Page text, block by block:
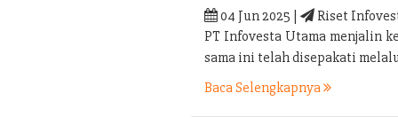
04 Jun 2025 |
Riset
PT Infovesta Utama menjalin
sama ini telah disepakati
Baca Selengkapnya